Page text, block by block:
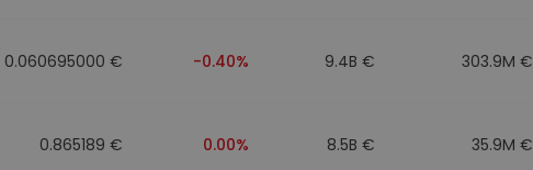
0.060695000 € -0.40% 9.4B € 303.9M €
0.865189 € 0.00% 8.5B € 35.9M €